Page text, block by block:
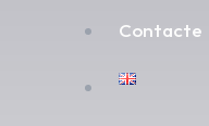
Contacte